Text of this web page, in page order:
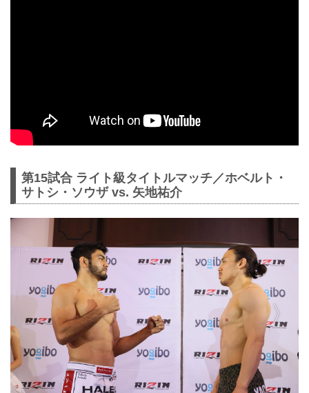
第15試合 ライト級タイトルマッチ／ホベルト・
サトシ・ソウザ vs. 矢地祐介